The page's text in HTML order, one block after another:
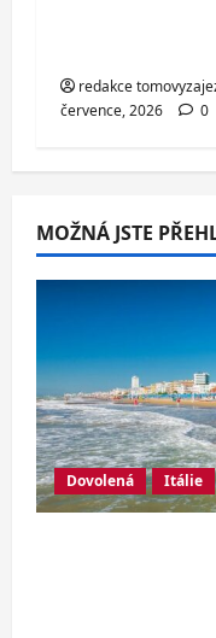
redakce
července, 2026
0
MOŽNÁ JSTE
Dovolená Itálie